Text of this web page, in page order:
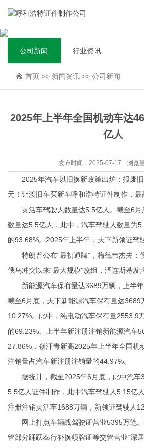
公司新闻 行业资讯
首页 >> 新闻资讯 >> 公司新闻
2025年上半年全国机动车达
亿人
发布时间：2025-07-17 浏览
2025年汽车以旧换新政策出炉：报废旧
元！让渡旧车买新车呼和浩特证件制作，最
灵活车驾驶人数量达5.5亿人。截至6月
数量达5.5亿人，此中，汽车驾驶人数量为
的93.68%。2025年上半年，天下新领证驾
特朗普公布“最初通牒”，梅德韦杰夫：
俄乌冲突以来“最大规模”改组，泽连斯基发
新能源汽车保有量达3689万辆，上半年
截至6月底，天下新能源汽车保有量达3689
10.27%。此中，纯电动汽车保有量2553.9
的69.23%。上半年新注册注销新能源汽车
27.86%，创汗青新高2025年上半年全国机
注销量占汽车新注册注销量的44.97%。
据统计，截至2025年6月底，此中汽车
5.5亿人证件制作 ，此中汽车驾驶人5.15亿
注册注销灵活车1688万辆，新领证驾驶人
网上打点车辆战驾驶证营业5395万笔。
管部分踊跃奉行补换领牌证等交管营业“深